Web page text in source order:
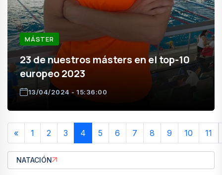
MÁSTER
23 de nuestros másters en el top-10
europeo 2023
13/04/2024 - 15:36:00
« 1 2 3 4 5 6 7 8 9 10 11
NATACIÓN